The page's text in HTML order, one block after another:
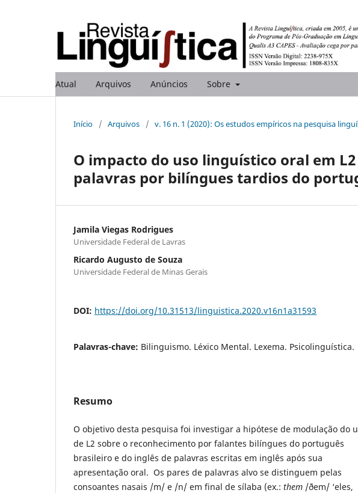
Atual Arquivos Anúncios Sobre
Início / Arquivos / v. 16 n. 1 (2020): Os estudos empíricos na pesquisa
O impacto do uso linguístico oral em
palavras por bilíngues tardios do
Jamila Viegas Rodrigues
Universidade Federal de Lavras
Ricardo Augusto de Souza
Universidade Federal de Minas Gerais
DOI: https://doi.org/10.31513/linguistica.2020.v16n1a31593
Palavras-chave: Bilinguismo. Léxico Mental. Lexema. Psicolinguística.
Resumo
O objetivo desta pesquisa foi investigar a hipótese de modulação do
de L2 sobre o reconhecimento por falantes bilíngues do português
brasileiro e do inglês de palavras escritas em inglês após sua
apresentação oral. Os pares de palavras alvo se distinguem pelas
consoantes nasais /m/ e /n/ em final de sílaba (ex.: them /ðem/ ‘eles,